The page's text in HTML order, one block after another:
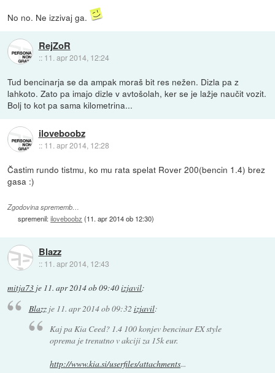
No no. Ne izzivaj ga.
RejZoR
:: 11. apr 2014, 12:24
Tud bencinarja se da ampak moraš bit res nežen. Dizla pa z
lahkoto. Zato pa imajo dizle v avtošolah, ker se je lažje naučit vozit.
Bolj to kot pa sama kilometrina...
iloveboobz
:: 11. apr 2014, 12:28
Častim rundo tistmu, ko mu rata spelat Rover 200(bencin 1.4) brez
gasa :)
Zgodovina sprememb…
spremenil:iloveboobz (11. apr 2014 ob 12:30)
Blazz
:: 11. apr 2014, 12:43
mitja73 je 11. apr 2014 ob 09:40izjavil:
Blazzje 11. apr 2014 ob 09:32 izjavil:
Kaj pa Kia Ceed? 1.4 100 konjev bencinar EX style
oprema je trenutno v akciji za 15k eur.
http://www.kia.si/userfiles/attachments...